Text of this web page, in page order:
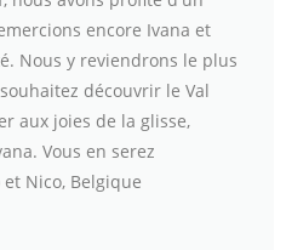
encore Ivana et
Nous y reviendrons le plus
découvrir le Val
aux joies de la glisse,
Vous en serez
et Nico, Belgique